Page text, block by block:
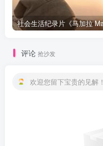
评论 抢沙发
欢迎您留下宝贵的见解！